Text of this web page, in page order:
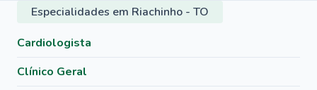
Especialidades em Riachinho - TO
Cardiologista
Clínico Geral